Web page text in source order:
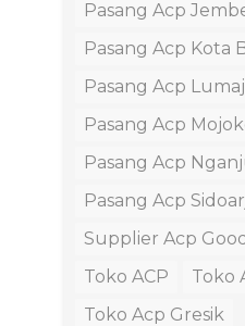
Pasang Acp
Pasang Acp Kota
Pasang Acp
Pasang Acp
Pasang Acp
Pasang Acp
Supplier Acp
Toko ACP
Toko
Toko Acp Gresik